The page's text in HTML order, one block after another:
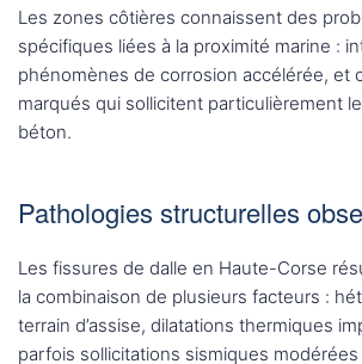
Les zones côtières connaissent des
spécifiques liées à la proximité marine :
phénomènes de corrosion accélérée, et
marqués qui sollicitent particulièrement
béton.
Pathologies structurelles
Les fissures de dalle en Haute-Corse
la combinaison de plusieurs facteurs :
terrain d’assise, dilatations thermiques
parfois sollicitations sismiques